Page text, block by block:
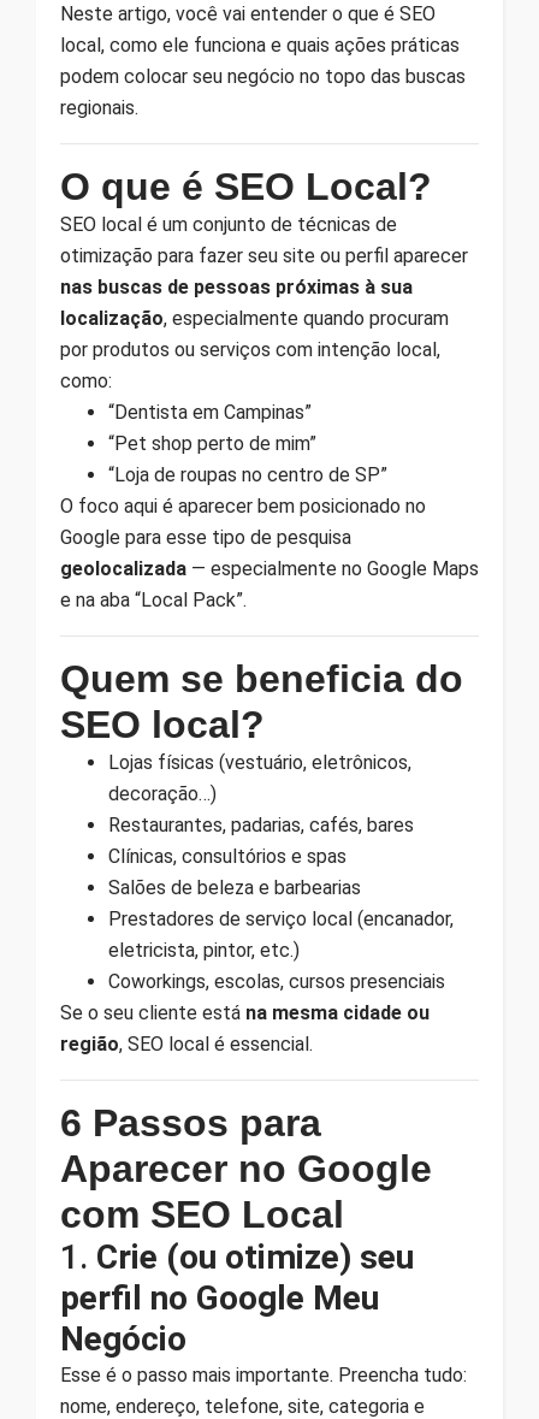
Neste artigo, você vai entender o que é SEO
local, como ele funciona e quais ações práticas
podem colocar seu negócio no topo das buscas
regionais.
O que é SEO Local?
SEO local é um conjunto de técnicas de
otimização para fazer seu site ou perfil aparecer
nas buscas de pessoas próximas à sua
localização, especialmente quando procuram
por produtos ou serviços com intenção local,
como:
“Dentista em Campinas”
“Pet shop perto de mim”
“Loja de roupas no centro de SP”
O foco aqui é aparecer bem posicionado no
Google para esse tipo de pesquisa
geolocalizada — especialmente no Google Maps
e na aba “Local Pack”.
Quem se beneficia do
SEO local?
Lojas físicas (vestuário, eletrônicos,
decoração…)
Restaurantes, padarias, cafés, bares
Clínicas, consultórios e spas
Salões de beleza e barbearias
Prestadores de serviço local (encanador,
eletricista, pintor, etc.)
Coworkings, escolas, cursos presenciais
Se o seu cliente está na mesma cidade ou
região, SEO local é essencial.
6 Passos para
Aparecer no Google
com SEO Local
1. Crie (ou otimize) seu
perfil no Google Meu
Negócio
Esse é o passo mais importante. Preencha tudo:
nome, endereço, telefone, site, categoria e